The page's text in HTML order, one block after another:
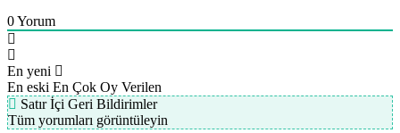
0Yorum
En yeni
En eski En Çok Oy Verilen
Satır İçi Geri Bildirimler
Tüm yorumları görüntüleyin